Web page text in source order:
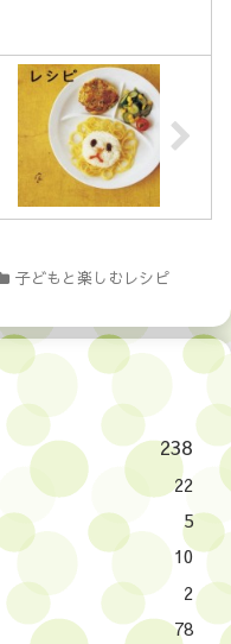
子どもと楽しむレシピ
238
22
5
10
2
78